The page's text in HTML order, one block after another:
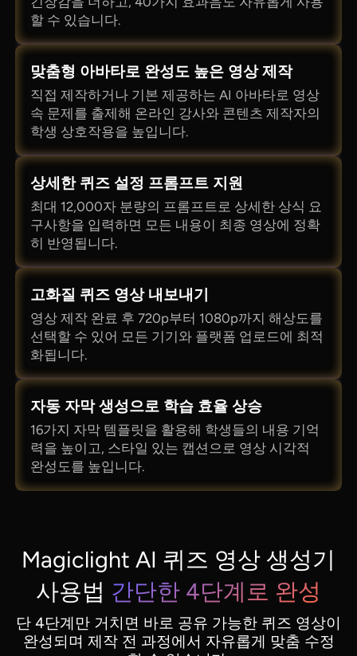
할 수 있습니다.
맞춤형 아바타로 완성도 높은 영상 제작
직접 제작하거나 기본 제공하는 AI 아바타로 영상
속 문제를 출제해 온라인 강사와 콘텐츠 제작자의
학생 상호작용을 높입니다.
상세한 퀴즈 설정 프롬프트 지원
최대 12,000자 분량의 프롬프트로 상세한 상식 요
구사항을 입력하면 모든 내용이 최종 영상에 정확
히 반영됩니다.
고화질 퀴즈 영상 내보내기
영상 제작 완료 후 720p부터 1080p까지 해상도를
선택할 수 있어 모든 기기와 플랫폼 업로드에 최적
화됩니다.
자동 자막 생성으로 학습 효율 상승
16가지 자막 템플릿을 활용해 학생들의 내용 기억
력을 높이고, 스타일 있는 캡션으로 영상 시각적
완성도를 높입니다.
Magiclight AI 퀴즈 영상 생성기
사용법 간단한 4단계로 완성
단 4단계만 거치면 바로 공유 가능한 퀴즈 영상이
완성되며 제작 전 과정에서 자유롭게 맞춤 수정